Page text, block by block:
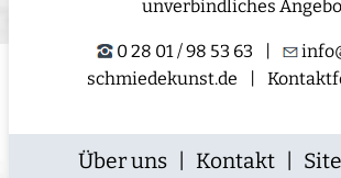
unverbindliches
0 28 01 / 98 53 63 |
schmiedekunst.de |
Über uns Kontakt